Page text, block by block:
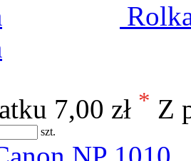
7,00 zł * Z
szt.